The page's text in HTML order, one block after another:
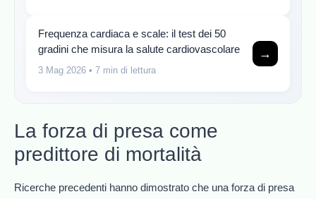
Frequenza cardiaca e scale: il test dei 50
gradini che misura la salute cardiovascolare
3 Mag 2026 • 7 min di lettura
→
La forza di presa come
predittore di mortalità
Ricerche precedenti hanno dimostrato che una forza di presa